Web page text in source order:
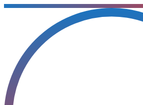
Sari